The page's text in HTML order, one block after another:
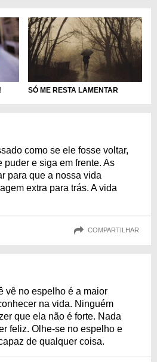
SÓ ME RESTA LAMENTAR
como se ele fosse voltar,
puder e siga em frente. As
para que a nossa vida
extra para trás. A vida
COMPARTILHAR
vê no espelho é a maior
na vida. Ninguém
que ela não é forte. Nada
feliz. Olhe-se no espelho e
de qualquer coisa.